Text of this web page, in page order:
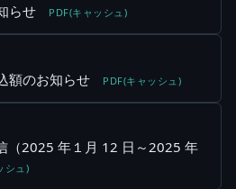
らせ PDF(キャッシュ)
額のお知らせ PDF(キャッシュ)
（2025 年１月 12 日～2025 年
シュ)